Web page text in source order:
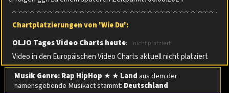
Chartplatzierungen von 'Wie Du':
OLJO Tages Video Chartsheute: nicht platziert
Video in den Europäischen Video Charts aktuell nicht platziert
Musik Genre: Rap HipHop ★ ★ Landaus dem der
namensgebende Musikact stammt: Deutschland